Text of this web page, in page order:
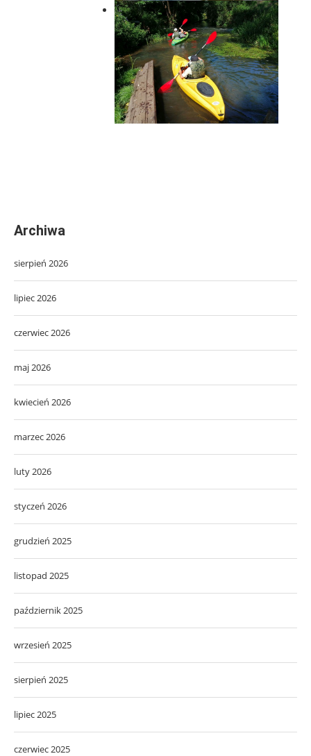
Archiwa
sierpień 2026
lipiec 2026
czerwiec 2026
maj 2026
kwiecień 2026
marzec 2026
luty 2026
styczeń 2026
grudzień 2025
listopad 2025
październik 2025
wrzesień 2025
sierpień 2025
lipiec 2025
czerwiec 2025